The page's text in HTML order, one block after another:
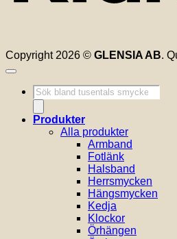
Copyright 2026 © GLENSIA AB.
Produktsökning
Produkter
Alla produkter
Armband
Fotlänk
Halsband
Herrsmycken
Hängsmycken
Kedja
Klockor
Örhängen